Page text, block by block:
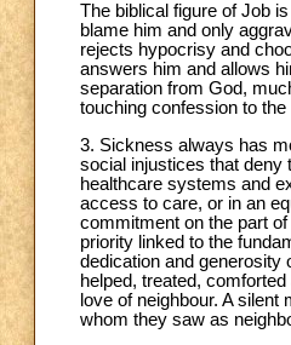
The biblical figure of Job
blame him and only
rejects hypocrisy and
answers him and allows
separation from God,
touching confession to
3. Sickness always has
social injustices that deny
healthcare systems and
access to care, or in an
commitment on the part
priority linked to the
dedication and generosity
helped, treated,
love of neighbour. A
whom they saw as